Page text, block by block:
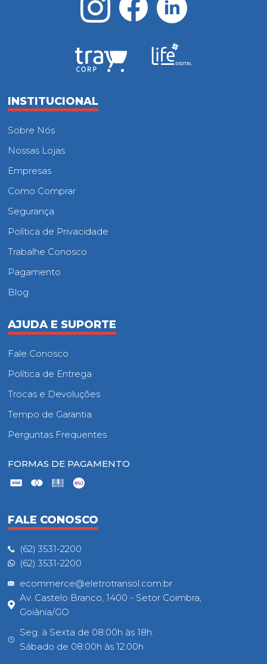
INSTITUCIONAL
Sobre Nós
Nossas Lojas
Empresas
Como Comprar
Segurança
Política de Privacidade
Trabalhe Conosco
Pagamento
Blog
AJUDA E SUPORTE
Fale Conosco
Política de Entrega
Trocas e Devoluções
Tempo de Garantia
Perguntas Frequentes
FORMAS DE PAGAMENTO
FALE CONOSCO
(62) 3531-2200
(62) 3531-2200
ecommerce@eletrotransol.com.br
Av. Castelo Branco, 1400 - Setor Coimbra,
Goiânia/GO
Seg. à Sexta de 08:00h às 18h.
Sábado de 08:00h às 12:00h